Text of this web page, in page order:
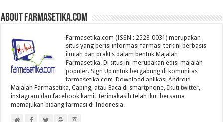
About farmasetika.com
Farmasetika.com (ISSN : 2528-0031) merupakan
situs yang berisi informasi farmasi terkini berbasis
ilmiah dan praktis dalam bentuk Majalah
Farmasetika. Di situs ini merupakan edisi majalah
populer. Sign Up untuk bergabung di komunitas
farmasetika.com. Download aplikasi Android
Majalah Farmasetika, Caping, atau Baca di smartphone, Ikuti twitter,
instagram dan facebook kami. Terimakasih telah ikut bersama
memajukan bidang farmasi di Indonesia.